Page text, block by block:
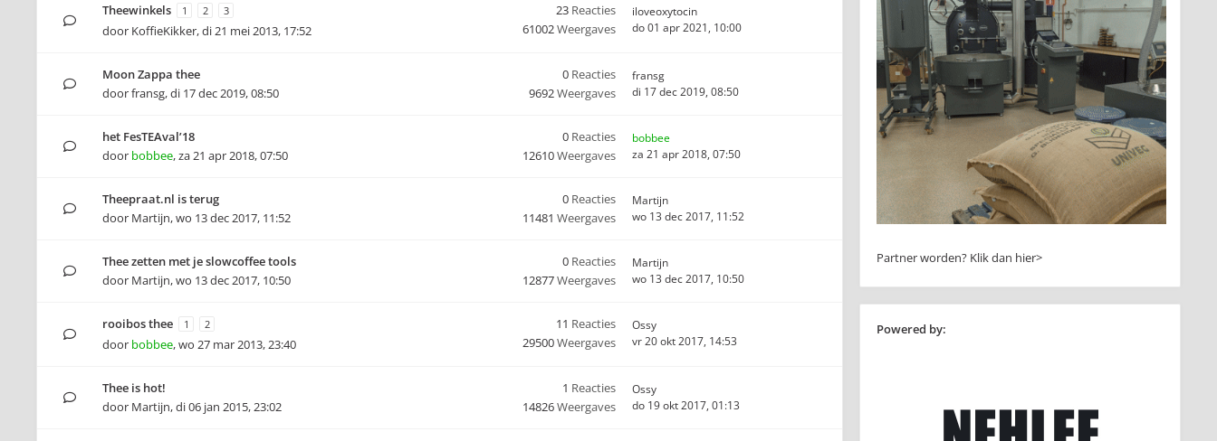
Theewinkels 1 2 3
door KoffieKikker,di 21 mei 2013, 17:52
23 Reacties
61002Weergaves
iloveoxytocin
do 01 apr 2021, 10:00
Moon Zappa thee
doorfransg,di 17 dec 2019, 08:50
0 Reacties
9692Weergaves
fransg
di 17 dec 2019, 08:50
het FesTEAval’18
door bobbee,za 21 apr 2018, 07:50
0 Reacties
12610Weergaves
bobbee
za 21 apr 2018, 07:50
Theepraat.nl is terug
door Martijn,wo 13 dec 2017, 11:52
0 Reacties
11481 Weergaves
Martijn
wo 13 dec 2017, 11:52
Thee zetten met je slowcoffee tools
door Martijn,wo 13 dec 2017, 10:50
0 Reacties
12877Weergaves
Martijn
wo 13 dec 2017, 10:50
rooibos thee 1 2
door bobbee,wo 27 mar 2013, 23:40
11 Reacties
29500Weergaves
Ossy
vr 20 okt 2017, 14:53
Thee is hot!
door Martijn,di 06 jan 2015, 23:02
1 Reacties
14826Weergaves
Ossy
do 19 okt 2017, 01:13
Partner worden? Klik dan hier>
Powered by: